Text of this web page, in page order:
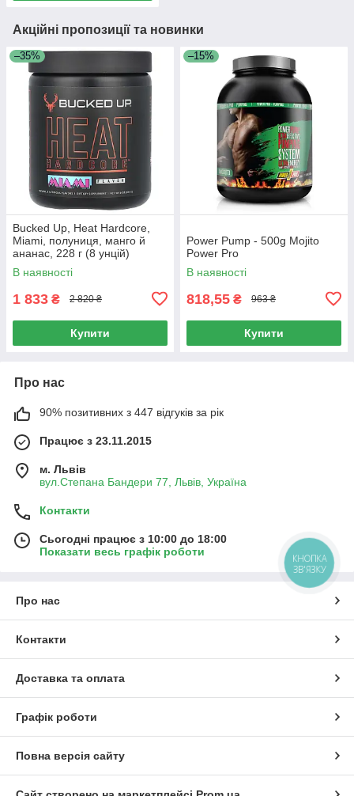
Акційні пропозиції та новинки
–35%
Bucked Up, Heat Hardcore,
Miami, полуниця, манго й
ананас, 228 г (8 унцій)
В наявності
1 833 ₴ 2 820 ₴
Купити
–15%
Power Pump - 500g Mojito
Power Pro
В наявності
818,55 ₴ 963 ₴
Купити
Про нас
90% позитивних з 447 відгуків за рік
Працює з 23.11.2015
м. Львів
вул.Степана Бандери 77, Львів, Україна
Контакти
Сьогодні працює з 10:00 до 18:00
Показати весь графік роботи
Про нас
Контакти
Доставка та оплата
Графік роботи
Повна версія сайту
КНОПКА
ЗВ'ЯЗКУ